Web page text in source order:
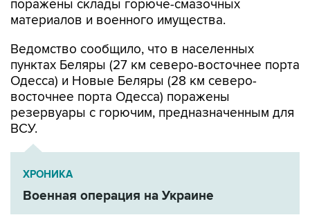
Ведомство сообщило, что в населенных
Одесса) и Новые Беляры (28 км северо-
восточнее порта Одесса) поражены
резервуары с горючим, предназначенным для
ВСУ.
ХРОНИКА
Военная операция на Украине
Минобороны РФ